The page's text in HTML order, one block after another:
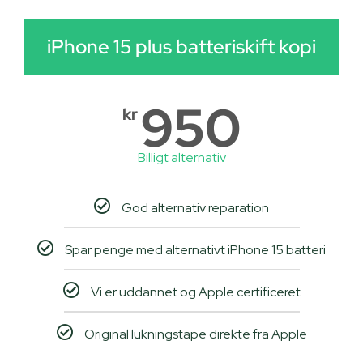
iPhone 15 plus batteriskift kopi
kr 950
Billigt alternativ
God alternativ reparation
Spar penge med alternativt iPhone 15 batteri
Vi er uddannet og Apple certificeret
Original lukningstape direkte fra Apple